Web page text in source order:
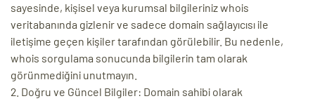
sayesinde, kişisel veya kurumsal bilgileriniz whois
veritabanında gizlenir ve sadece domain sağlayıcısı ile
iletişime geçen kişiler tarafından görülebilir. Bu nedenle,
whois sorgulama sonucunda bilgilerin tam olarak
görünmediğini unutmayın.
Doğru ve Güncel Bilgiler: Domain sahibi olarak